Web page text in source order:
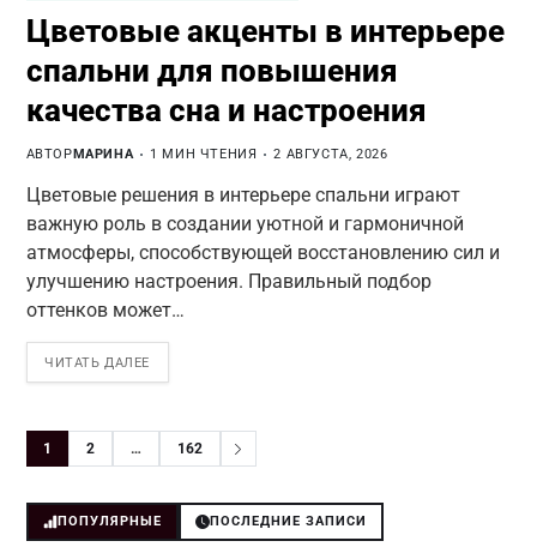
Цветовые акценты в интерьере
спальни для повышения
качества сна и настроения
АВТОР МАРИНА 1 МИН ЧТЕНИЯ 2 АВГУСТА, 2026
Цветовые решения в интерьере спальни играют
важную роль в создании уютной и гармоничной
атмосферы, способствующей восстановлению сил и
улучшению настроения. Правильный подбор
оттенков может…
ЧИТАТЬ ДАЛЕЕ
1 2 … 162
ПОПУЛЯРНЫЕ ПОСЛЕДНИЕ ЗАПИСИ